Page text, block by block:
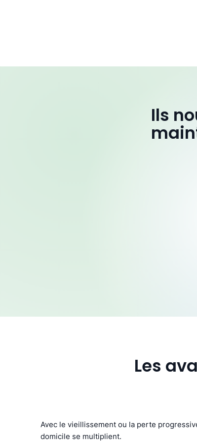
Ils
Les
Avec le vieillissement ou la perte
domicile se multiplient.